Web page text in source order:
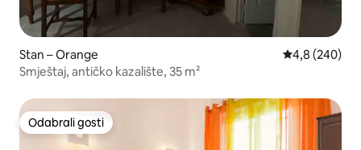
Stan – Orange Prosječna
4,8 (240)
Smještaj, antičko kazalište, 35 m²
Odabrali gosti
Odabrali gosti